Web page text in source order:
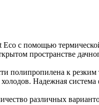
с помощью
пространстве
полипропилена к
Надежная система
различных